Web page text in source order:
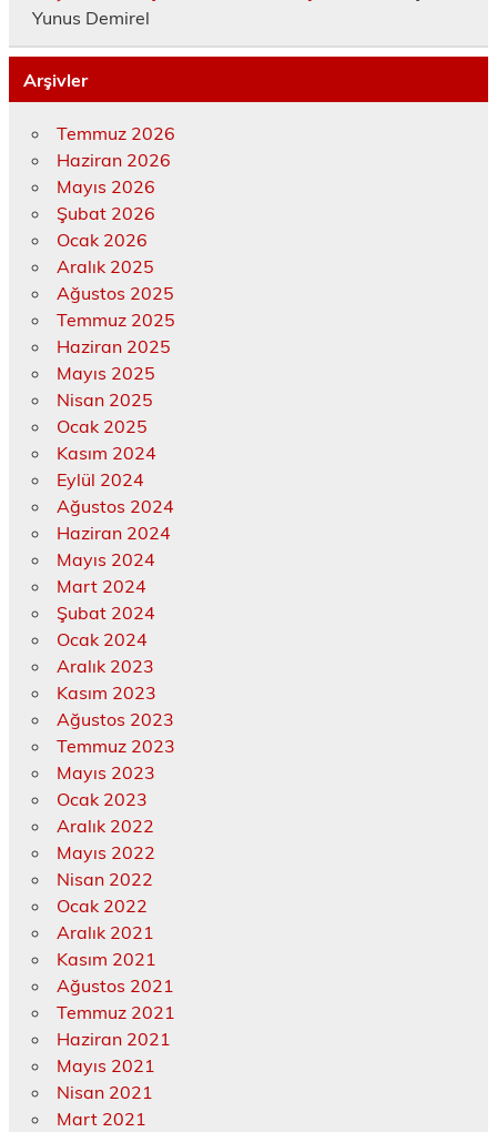
Yunus Demirel
Arşivler
Temmuz 2026
Haziran 2026
Mayıs 2026
Şubat 2026
Ocak 2026
Aralık 2025
Ağustos 2025
Temmuz 2025
Haziran 2025
Mayıs 2025
Nisan 2025
Ocak 2025
Kasım 2024
Eylül 2024
Ağustos 2024
Haziran 2024
Mayıs 2024
Mart 2024
Şubat 2024
Ocak 2024
Aralık 2023
Kasım 2023
Ağustos 2023
Temmuz 2023
Mayıs 2023
Ocak 2023
Aralık 2022
Mayıs 2022
Nisan 2022
Ocak 2022
Aralık 2021
Kasım 2021
Ağustos 2021
Temmuz 2021
Haziran 2021
Mayıs 2021
Nisan 2021
Mart 2021